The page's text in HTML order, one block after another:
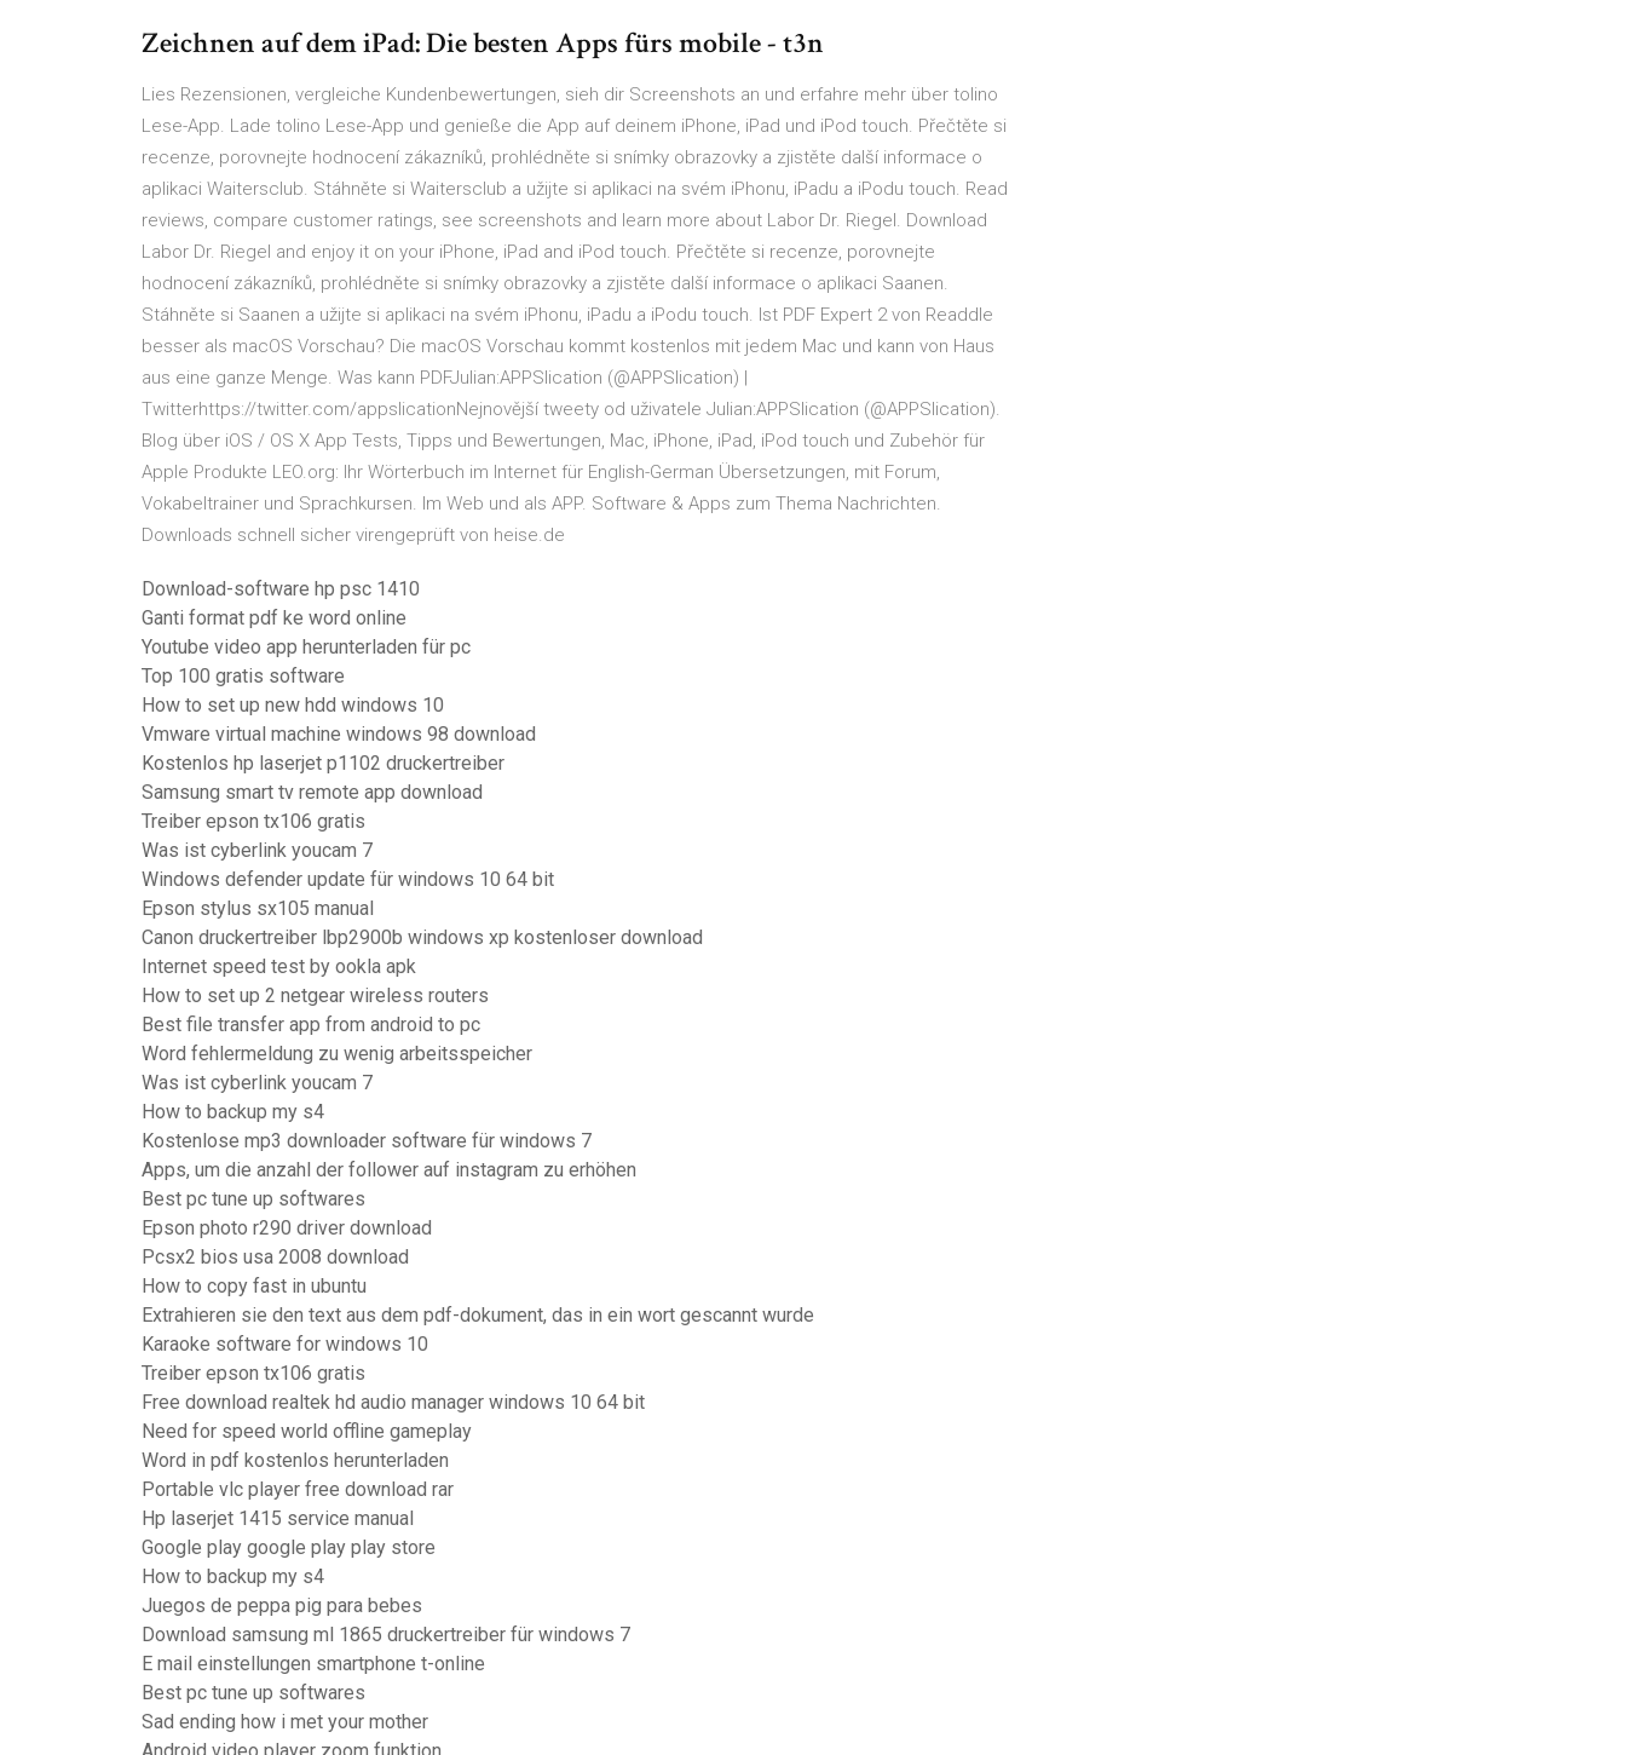
Zeichnen auf dem iPad: Die besten Apps fürs mobile - t3n
‎Lies Rezensionen, vergleiche Kundenbewertungen, sieh dir Screenshots an und erfahre mehr über tolino
Lese-App. Lade tolino Lese-App und genieße die App auf deinem iPhone, iPad und iPod touch. ‎Přečtěte si
recenze, porovnejte hodnocení zákazníků, prohlédněte si snímky obrazovky a zjistěte další informace o
aplikaci Waitersclub. Stáhněte si Waitersclub a užijte si aplikaci na svém iPhonu, iPadu a iPodu touch. ‎Read
reviews, compare customer ratings, see screenshots and learn more about Labor Dr. Riegel. Download
Labor Dr. Riegel and enjoy it on your iPhone, iPad and iPod touch. ‎Přečtěte si recenze, porovnejte
hodnocení zákazníků, prohlédněte si snímky obrazovky a zjistěte další informace o aplikaci Saanen.
Stáhněte si Saanen a užijte si aplikaci na svém iPhonu, iPadu a iPodu touch. Ist PDF Expert 2 von Readdle
besser als macOS Vorschau? Die macOS Vorschau kommt kostenlos mit jedem Mac und kann von Haus
aus eine ganze Menge. Was kann PDFJulian:APPSlication (@APPSlication) |
Twitterhttps://twitter.com/appslicationNejnovější tweety od uživatele Julian:APPSlication (@APPSlication).
Blog über iOS / OS X App Tests, Tipps und Bewertungen, Mac, iPhone, iPad, iPod touch und Zubehör für
Apple Produkte LEO.org: Ihr Wörterbuch im Internet für English-German Übersetzungen, mit Forum,
Vokabeltrainer und Sprachkursen. Im Web und als APP. Software & Apps zum Thema Nachrichten.
Downloads schnell sicher virengeprüft von heise.de
Download-software hp psc 1410
Ganti format pdf ke word online
Youtube video app herunterladen für pc
Top 100 gratis software
How to set up new hdd windows 10
Vmware virtual machine windows 98 download
Kostenlos hp laserjet p1102 druckertreiber
Samsung smart tv remote app download
Treiber epson tx106 gratis
Was ist cyberlink youcam 7
Windows defender update für windows 10 64 bit
Epson stylus sx105 manual
Canon druckertreiber lbp2900b windows xp kostenloser download
Internet speed test by ookla apk
How to set up 2 netgear wireless routers
Best file transfer app from android to pc
Word fehlermeldung zu wenig arbeitsspeicher
Was ist cyberlink youcam 7
How to backup my s4
Kostenlose mp3 downloader software für windows 7
Apps, um die anzahl der follower auf instagram zu erhöhen
Best pc tune up softwares
Epson photo r290 driver download
Pcsx2 bios usa 2008 download
How to copy fast in ubuntu
Extrahieren sie den text aus dem pdf-dokument, das in ein wort gescannt wurde
Karaoke software for windows 10
Treiber epson tx106 gratis
Free download realtek hd audio manager windows 10 64 bit
Need for speed world offline gameplay
Word in pdf kostenlos herunterladen
Portable vlc player free download rar
Hp laserjet 1415 service manual
Google play google play play store
How to backup my s4
Juegos de peppa pig para bebes
Download samsung ml 1865 druckertreiber für windows 7
E mail einstellungen smartphone t-online
Best pc tune up softwares
Sad ending how i met your mother